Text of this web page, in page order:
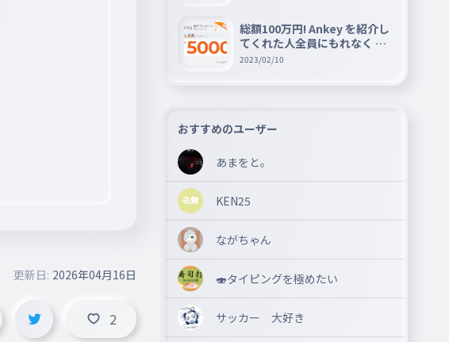
更新日: 2026年04月16日
2
総額100万円! Ankey を紹介し
てくれた人全員にもれなく A
mazon ギフト券 5000 円分を
2023/02/10
おすすめのユーザー
あまをと。
KEN25
ながちゃん
🍣タイピングを極めたい
サッカー 大好き